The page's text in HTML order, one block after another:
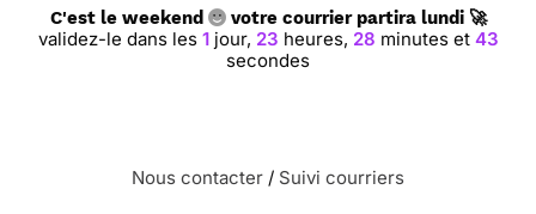
C'est le weekend votre courrier partira lundi 🚀
validez-le dans les 1jour, 23 heures, 28 minutes et 43
secondes
Nous contacter / Suivi courriers